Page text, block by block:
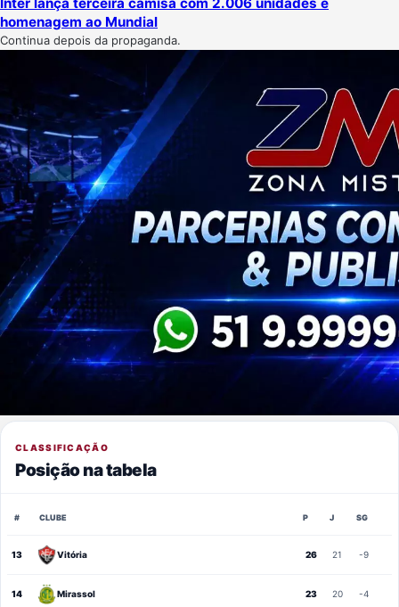
homenagem ao Mundial
Continua depois da propaganda.
CLASSIFICAÇÃO
Posição na tabela
# CLUBE P J SG
13 Vitória 26 21 -9
14 Mirassol 23 20 -4